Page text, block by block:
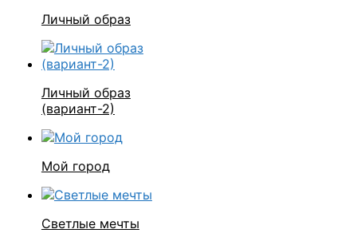
Личный образ
Личный образ
(вариант-2)
Мой город
Светлые мечты